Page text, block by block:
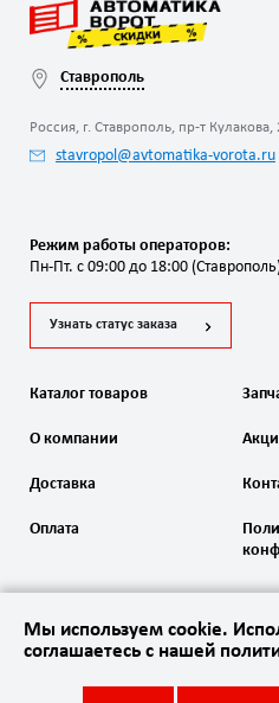
Ставрополь
Россия, г. Ставрополь, пр-т Кулакова,
stavropol@avtomatika-vorota.ru
Режим работы операторов:
Пн-Пт. с 09:00 до 18:00
Узнать статус заказа
Каталог товаров
О компании
Доставка
Оплата
Мы используем cookie.
соглашаетесь с нашей